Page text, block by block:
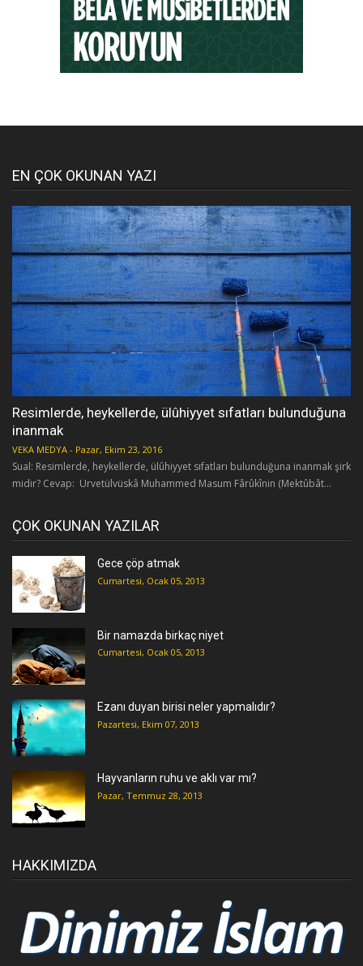
EN ÇOK OKUNAN YAZI
Resimlerde, heykellerde, ülûhiyyet sıfatları bulunduğuna
inanmak
VEKA MEDYA - Pazar, Ekim 23, 2016
Sual: Resimlerde, heykellerde, ülûhiyyet sıfatları bulunduğuna inanmak şirk
midir? Cevap: Urvetülvüskâ Muhammed Masum Fârûkînin (Mektûbât...
ÇOK OKUNAN YAZILAR
Gece çöp atmak
Cumartesi, Ocak 05, 2013
Bir namazda birkaç niyet
Cumartesi, Ocak 05, 2013
Ezanı duyan birisi neler yapmalıdır?
Pazartesi, Ekim 07, 2013
Hayvanların ruhu ve aklı var mı?
Pazar, Temmuz 28, 2013
HAKKIMIZDA